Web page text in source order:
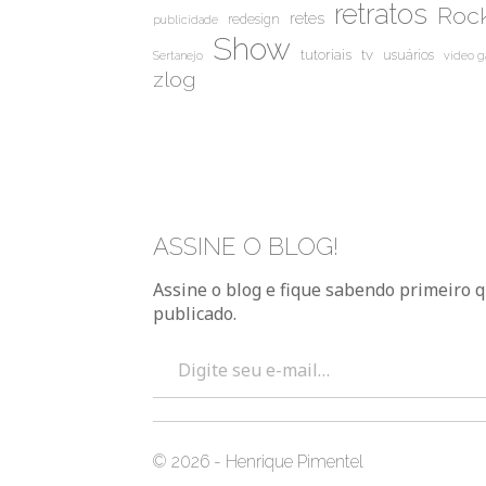
publicidade redesign retes retratos
Sertanejo Show tutoriais tv usuários video
zlog
ASSINE O BLOG!
Assine o blog e fique sabendo primeiro
publicado.
© 2026 - Henrique Pimentel